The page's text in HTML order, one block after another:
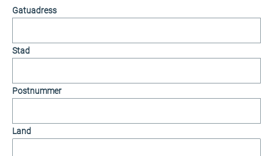
Gatuadress
Stad
Postnummer
Land